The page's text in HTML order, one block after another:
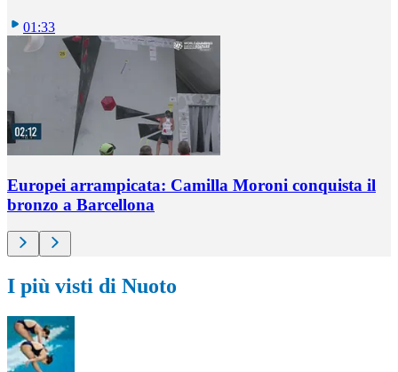
01:33
Europei arrampicata: Camilla Moroni conquista il
bronzo a Barcellona
I più visti di Nuoto